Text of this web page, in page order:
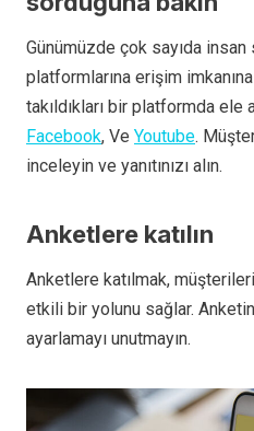
Günümüzde çok sayıda
platformlarına erişim
takıldıkları bir platformda ele
Facebook, Ve Youtube.
inceleyin ve yanıtınızı alın.
Anketlere katılın
Anketlere katılmak,
etkili bir yolunu sağlar.
ayarlamayı unutmayın.